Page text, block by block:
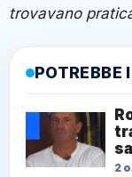
trovavano
POTREBBE
2